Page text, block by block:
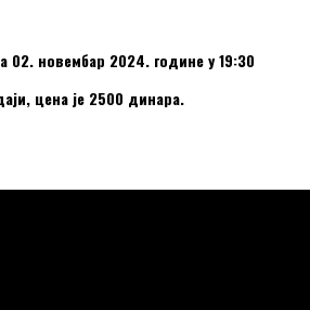
02. новембар 2024. године у 19:30
цена је 2500 динара.